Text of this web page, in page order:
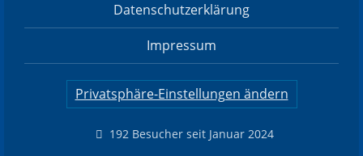
Datenschutzerklärung
Impressum
Privatsphäre-Einstellungen ändern
192 Besucher seit Januar 2024